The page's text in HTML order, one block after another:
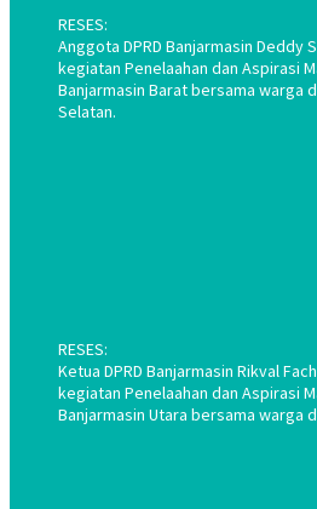
RESES:
Anggota DPRD Banjarmasin Deddy
kegiatan Penelaahan dan Aspirasi
Banjarmasin Barat bersama warga
Selatan.
RESES:
Ketua DPRD Banjarmasin Rikval
kegiatan Penelaahan dan Aspirasi
Banjarmasin Utara bersama warga